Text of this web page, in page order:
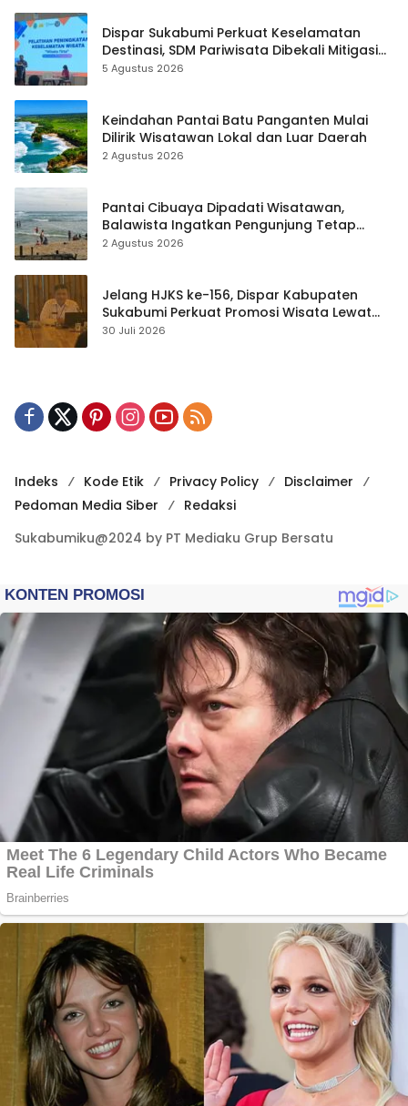
Dispar Sukabumi Perkuat Keselamatan
Destinasi, SDM Pariwisata Dibekali Mitigasi
hingga Teknik Evakuasi
5 Agustus 2026
Keindahan Pantai Batu Panganten Mulai
Dilirik Wisatawan Lokal dan Luar Daerah
2 Agustus 2026
Pantai Cibuaya Dipadati Wisatawan,
Balawista Ingatkan Pengunjung Tetap
Waspada
2 Agustus 2026
Jelang HJKS ke-156, Dispar Kabupaten
Sukabumi Perkuat Promosi Wisata Lewat
Publikasi Digital
30 Juli 2026
Indeks Kode Etik Privacy Policy
Disclaimer
Pedoman Media Siber
Redaksi
Sukabumiku@2024 by PT Mediaku Grup Bersatu